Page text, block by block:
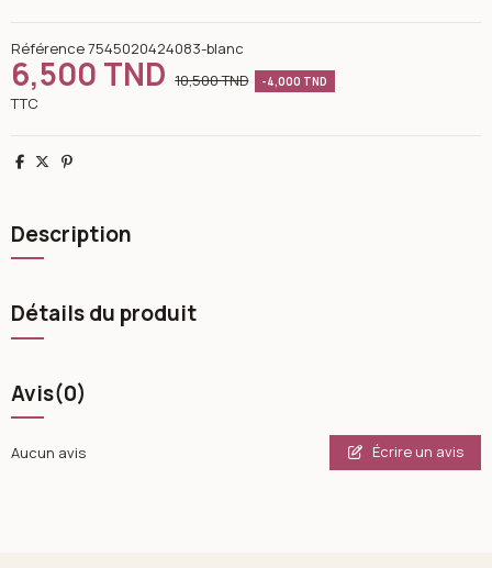
Référence7545020424083-blanc
6,500 TND 10,500 TND -4,000 TND
TTC
Partager
TweetPinterest
Description
Détails du produit
Avis(0)
Aucun avis Écrire un avis